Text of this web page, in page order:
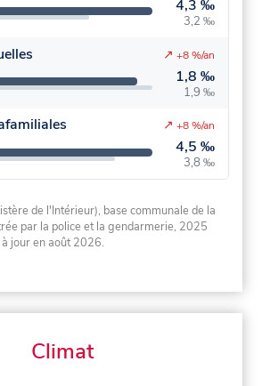
4,3 ‰
3,2 ‰
1,8 ‰
1,9 ‰
↗ +8 %/an
4,5 ‰
3,8 ‰
↗ +8 %/an
de l'Intérieur), base communale de la
par la police et la gendarmerie, 2025
jour en août 2026.
Climat